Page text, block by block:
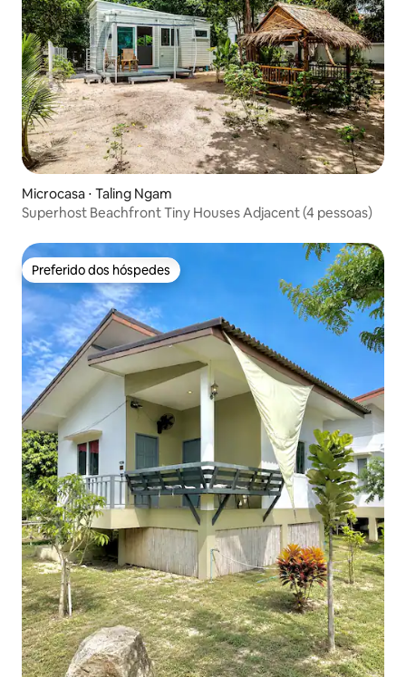
Microcasa ⋅ Taling Ngam
Superhost Beachfront Tiny Houses Adjacent (4 pessoas)
Preferido dos hóspedes
Preferido dos hóspedes